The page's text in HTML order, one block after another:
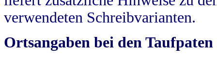
verwendeten Schreibvarianten.
Ortsangaben bei den Taufpaten